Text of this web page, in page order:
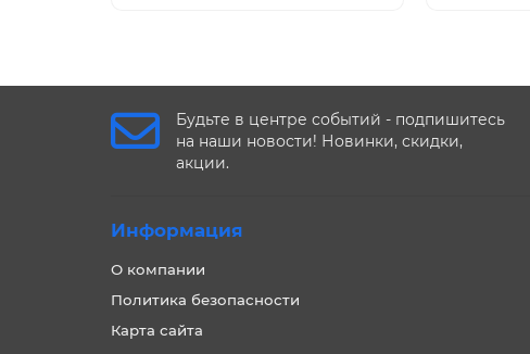
Будьте в центре событий - подпишитесь
на наши новости! Новинки, скидки,
акции.
Информация
О компании
Политика безопасности
Карта сайта